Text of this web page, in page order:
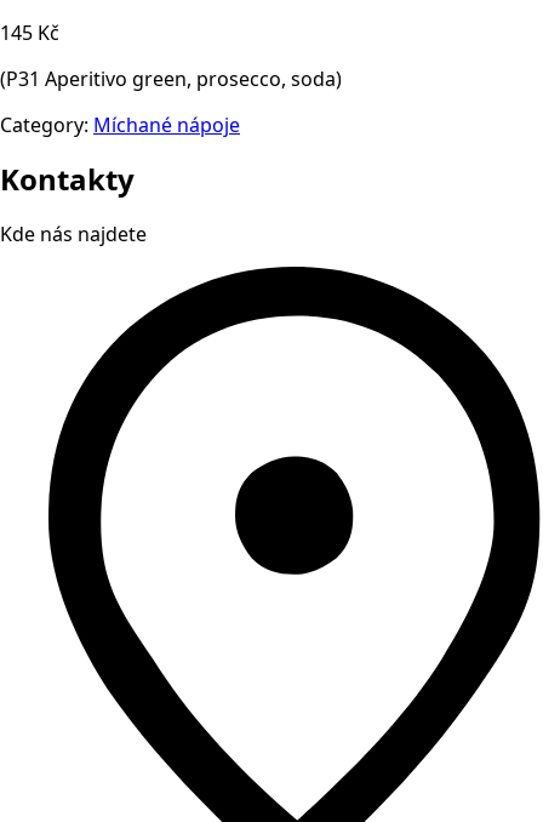
145 Kč
(P31 Aperitivo green, prosecco, soda)
Category: Míchané nápoje
Kontakty
Kde nás najdete